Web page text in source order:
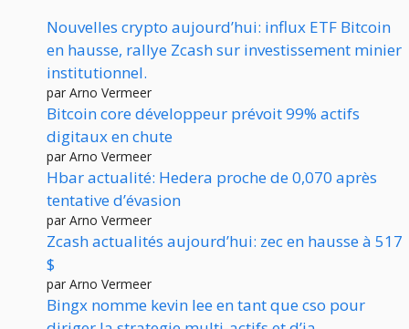
Nouvelles crypto aujourd’hui: influx ETF Bitcoin
en hausse, rallye Zcash sur investissement minier
institutionnel.
par Arno Vermeer
Bitcoin core développeur prévoit 99% actifs
digitaux en chute
par Arno Vermeer
Hbar actualité: Hedera proche de 0,070 après
tentative d’évasion
par Arno Vermeer
Zcash actualités aujourd’hui: zec en hausse à 517
$
par Arno Vermeer
Bingx nomme kevin lee en tant que cso pour